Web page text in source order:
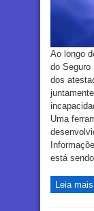
Ao longo
do Seguro
dos
Uma
está
Leia